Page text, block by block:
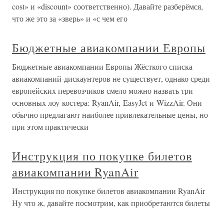
cost» и «discount» соответственно). Давайте разберёмся,
что же это за «зверь» и «с чем его
Бюджетные авиакомпании Европы
Бюджетные авиакомпании Европы Жёсткого списка
авиакомпаний-дискаунтеров не существует, однако среди
европейских перевозчиков смело можно назвать три
основных лоу-костера: RyanAir, EasyJet и WizzAir. Они
обычно предлагают наиболее привлекательные цены, но
при этом практически
Инструкция по покупке билетов
авиакомпании RyanAir
Инструкция по покупке билетов авиакомпании RyanAir
Ну что ж, давайте посмотрим, как приобретаются билеты